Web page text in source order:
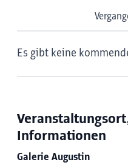
Es gibt keine
Informationen
Galerie Augustin